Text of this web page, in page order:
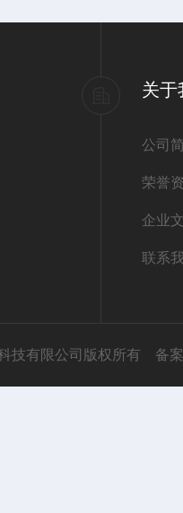
关于
公司
荣誉
企业
联系
技有限公司版权所有 备